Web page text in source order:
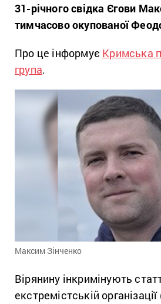
31-річного свідка Єгови
тимчасово окупованої
Про це інформує Кримська
група.
Максим Зінченко
Вірянину інкримінують
екстремістській